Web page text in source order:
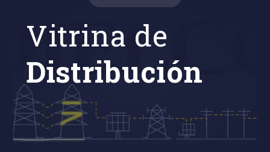
Buscar
Vitrina de
Distribución